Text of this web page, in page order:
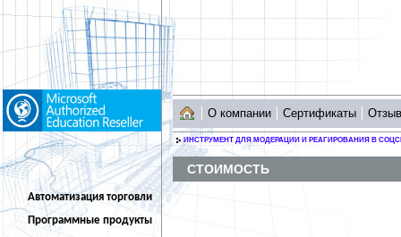
Автоматизация торговли
Программные продукты
О компании Сертификаты
ИНСТРУМЕНТ ДЛЯ МОДЕРАЦИИ И РЕАГИРОВАНИЯ В
СТОИМОСТЬ